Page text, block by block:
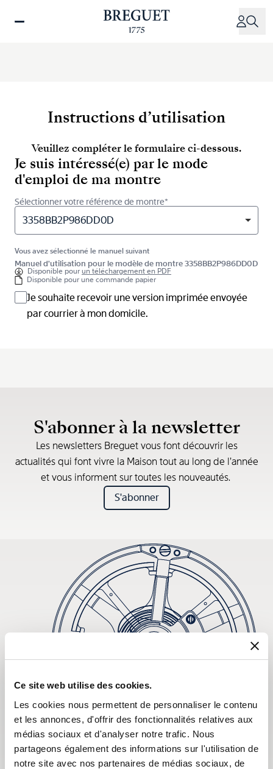
Ce site web utilise des cookies.
Les cookies nous permettent de personnaliser le contenu
et les annonces, d'offrir des fonctionnalités relatives aux
médias sociaux et d'analyser notre trafic. Nous
partageons également des informations sur l'utilisation de
notre site avec nos partenaires de médias sociaux, de
Instructions d’utilisation
Veuillez compléter le formulaire ci-dessous.
Je suis intéressé(e) par le mode
d'emploi de ma montre
Sélectionner votre référence de montre*
3358BB2P986DD0D
Vous avez sélectionné le manuel suivant
Manuel d'utilisation pour le modèle de montre 3358BB2P986DD0D
Disponible pourun téléchargement en PDF
Disponible pour une commande papier
Je souhaite recevoir une version imprimée envoyée
par courrier à mon domicile.
S'abonner à la newsletter
Les newsletters Breguet vous font découvrir les
actualités qui font vivre la Maison tout au long de l’année
et vous informent sur toutes les nouveautés.
S'abonner